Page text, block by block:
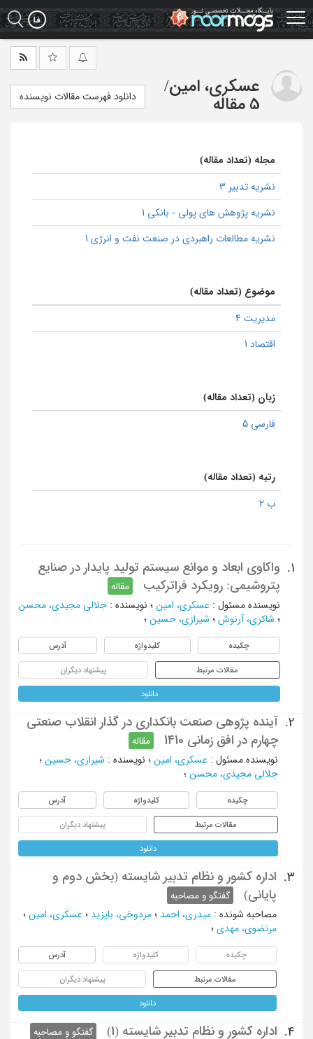
Skip
to
main
عسکری، امین/
5 مقاله
دانلود فهرست مقالات نویسنده
مجله (تعداد مقاله)
نشریه تدبیر 3
نشریه پژوهش های پولی - بانکی 1
نشریه مطالعات راهبردی در صنعت نفت و انرژی 1
موضوع (تعداد مقاله)
مدیریت 4
اقتصاد 1
زبان (تعداد مقاله)
فارسی 5
رتبه (تعداد مقاله)
ب 2
1.
واکاوی ابعاد و موانع سیستم تولید پایدار در صنایع
پتروشیمی: رویکرد فراترکیب
مقاله
نویسنده مسئول : عسکری، امین ؛ نویسنده : جلالی مجیدی، محسن
؛ شاکری، آرنوش ؛ شیرازی، حسین ؛
چکیده کلیدواژه آدرس
مقالات مرتبط پیشنهاد دیگران
دانلود
2.
آینده پژوهی صنعت بانکداری در گذار انقلاب صنعتی
چهارم در افق زمانی 1410
مقاله
نویسنده مسئول : عسکری، امین ؛ نویسنده : شیرازی، حسین ؛
جلالی مجیدی، محسن ؛
چکیده کلیدواژه آدرس
مقالات مرتبط پیشنهاد دیگران
دانلود
3.
اداره کشور و نظام تدبیر شایسته (بخش دوم و
پایانی)
گفتگو و مصاحبه
مصاحبه شونده : میدری، احمد ؛ مردوخی، بایزید ؛ عسکری، امین ؛
مرتضوی، مهدی ؛
چکیده کلیدواژه آدرس
مقالات مرتبط پیشنهاد دیگران
دانلود
4. اداره کشور و نظام تدبیر شایسته (1)
گفتگو و مصاحبه